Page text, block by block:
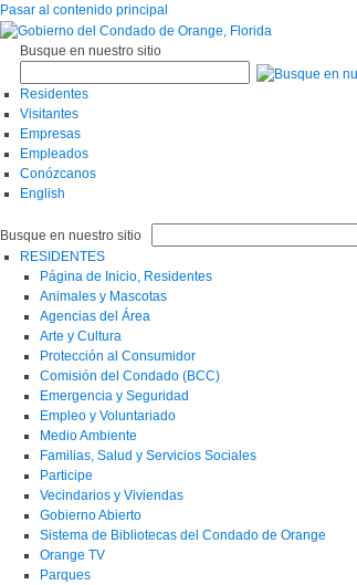
Pasar al contenido principal
Busque en nuestro sitio
Residentes
Visitantes
Empresas
Empleados
Conózcanos
English
Busque en nuestro sitio
RESIDENTES
Página de Inicio, Residentes
Animales y Mascotas
Agencias del Área
Arte y Cultura
Protección al Consumidor
Comisión del Condado (BCC)
Emergencia y Seguridad
Empleo y Voluntariado
Medio Ambiente
Familias, Salud y Servicios Sociales
Participe
Vecindarios y Viviendas
Gobierno Abierto
Sistema de Bibliotecas del Condado de Orange
Orange TV
Parques